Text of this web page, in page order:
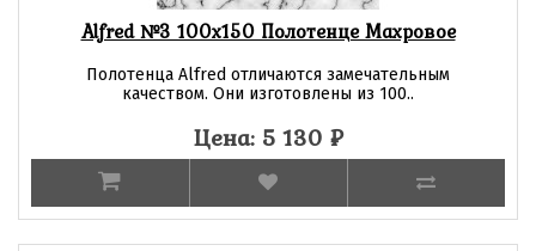
Alfred №3 100х150 Полотенце Махровое
Полотенца Alfred отличаются замечательным
качеством. Они изготовлены из 100..
Цена: 5 130 ₽